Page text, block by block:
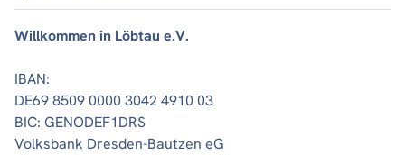
Willkommen in Löbtau e.V.
IBAN:
DE69 8509 0000 3042 4910 03
BIC: GENODEF1DRS
Volksbank Dresden-Bautzen eG